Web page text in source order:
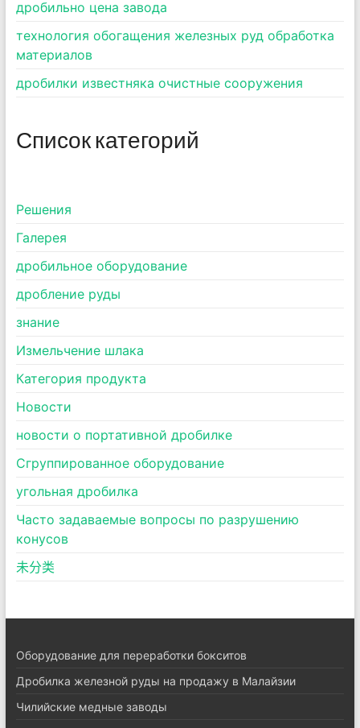
дробильно цена завода
технология обогащения железных руд обработка
материалов
дробилки известняка очистные сооружения
Список категорий
Pешения
Галерея
дробильное оборудование
дробление руды
знание
Измельчение шлака
Категория продукта
Новости
новости о портативной дробилке
Сгруппированное оборудование
угольная дробилка
Часто задаваемые вопросы по разрушению
конусов
未分类
Оборудование для переработки бокситов
Дробилка железной руды на продажу в Малайзии
Чилийские медные заводы